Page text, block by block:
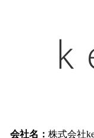
会社名： 株式会社